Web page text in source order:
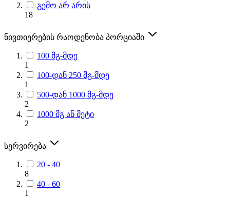
გემო არ არის
18
ნივთიერების რაოდენობა პორციაში
100 მგ-მდე
1
100-დან 250 მგ-მდე
1
500-დან 1000 მგ-მდე
2
1000 მგ ან მეტი
2
სერვირება
20 - 40
8
40 - 60
1